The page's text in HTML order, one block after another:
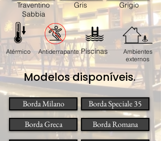
Traventino
Sabbia
Gris Grigio
Atérmico Antiderrapante Piscinas
Ambientes
externos
Modelos disponíveis.
Borda Milano
Borda Speciale 35
Borda Greca
Borda Romana